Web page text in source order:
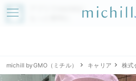
アプリでmichillが
michill byGMO（ミチル） キャリア 株式